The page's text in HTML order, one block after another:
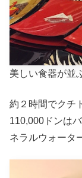
美しい食器が並
約２時間でクチ
110,000ドンは
ネラルウォータ